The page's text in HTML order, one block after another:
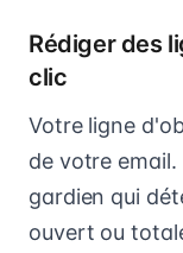
Rédiger des
clic
Votre ligne
de votre
gardien qui
ouvert ou